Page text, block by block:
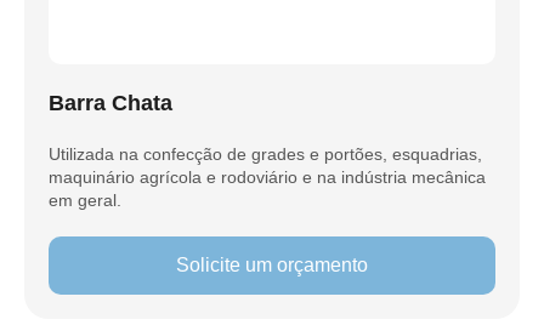
Barra Chata
Utilizada na confecção de grades e portões, esquadrias,
maquinário agrícola e rodoviário e na indústria mecânica
em geral.
Solicite um orçamento